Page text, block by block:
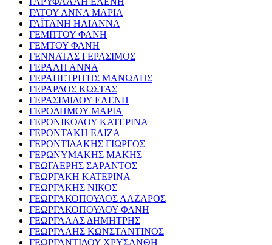
ΓΑΤΟΥ ΑΝΝΑ ΜΑΡΙΑ
ΓΑΪΤΑΝΗ ΗΛΙΑΝΝΑ
ΓΕΜΠΤΟΥ ΦΑΝΗ
ΓΕΜΤΟΥ ΦΑΝΗ
ΓΕΝΝΑΤΑΣ ΓΕΡΑΣΙΜΟΣ
ΓΕΡΑΛΗ ΑΝΝΑ
ΓΕΡΑΠΕΤΡΙΤΗΣ ΜΑΝΩΛΗΣ
ΓΕΡΑΡΔΟΣ ΚΩΣΤΑΣ
ΓΕΡΑΣΙΜΙΔΟΥ ΕΛΕΝΗ
ΓΕΡΟΔΗΜΟΥ ΜΑΡΙΑ
ΓΕΡΟΝΙΚΟΛΟΥ ΚΑΤΕΡΙΝΑ
ΓΕΡΟΝΤΑΚΗ ΕΛΙΖΑ
ΓΕΡΟΝΤΙΔΑΚΗΣ ΓΙΩΡΓΟΣ
ΓΕΡΩΝΥΜΑΚΗΣ ΜΑΚΗΣ
ΓΕΩΓΛΕΡΗΣ ΣΑΡΑΝΤΟΣ
ΓΕΩΡΓΑΚΗ ΚΑΤΕΡΙΝΑ
ΓΕΩΡΓΑΚΗΣ ΝΙΚΟΣ
ΓΕΩΡΓΑΚΟΠΟΥΛΟΣ ΛΑΖΑΡΟΣ
ΓΕΩΡΓΑΚΟΠΟΥΛΟΥ ΦΑΝΗ
ΓΕΩΡΓΑΛΑΣ ΔΗΜΗΤΡΗΣ
ΓΕΩΡΓΑΛΗΣ ΚΩΝΣΤΑΝΤΙΝΟΣ
ΓΕΩΡΓΑΝΤΙΔΟΥ ΧΡΥΣΑΝΘΗ